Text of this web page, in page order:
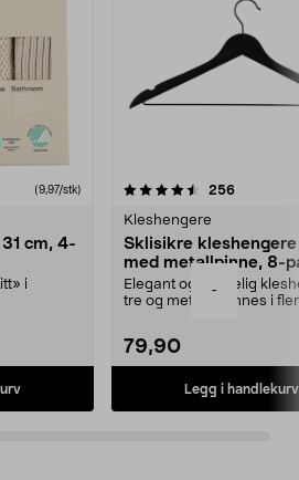
-
(9,97/stk)
cm, 4-
i
256
Kleshengere
Sklisikre
med metallpinne, 8-
Elegant og skikkelig
tre og metall – finnes i
79,90
Legg i handlekurv
4.5av 5 stjerner